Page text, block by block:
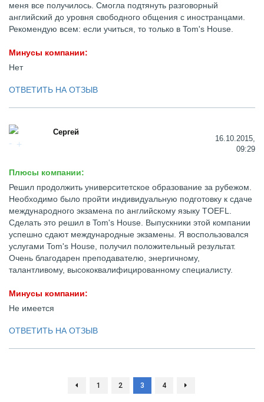
меня все получилось. Смогла подтянуть разговорный
английский до уровня свободного общения с иностранцами.
Рекомендую всем: если учиться, то только в Tom's House.
Минусы компании:
Нет
ОТВЕТИТЬ НА ОТЗЫВ
Сергей
16.10.2015,
09:29
Плюсы компании:
Решил продолжить университетское образование за рубежом.
Необходимо было пройти индивидуальную подготовку к сдаче
международного экзамена по английскому языку TOEFL.
Сделать это решил в Tom's House. Выпускники этой компании
успешно сдают международные экзамены. Я воспользовался
услугами Tom's House, получил положительный результат.
Очень благодарен преподавателю, энергичному,
талантливому, высококвалифицированному специалисту.
Минусы компании:
Не имеется
ОТВЕТИТЬ НА ОТЗЫВ
1 2 3 4